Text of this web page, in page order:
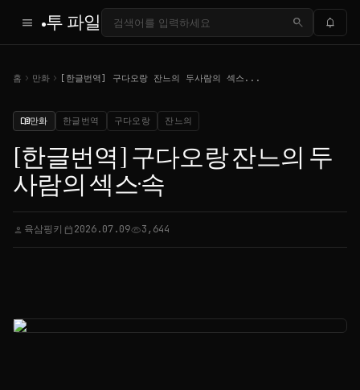
menu 투 파일 search notifications
홈 chevron_right 만화 chevron_right [한글번역] 구다오랑 잔느의 두사람의 섹스...
menu_book만화 한글번역 구다오랑 잔느의
[한글번역] 구다오랑 잔느의 두
사람의 섹스·속
person 육삼핑키 calendar_today2026.07.09visibility3,644